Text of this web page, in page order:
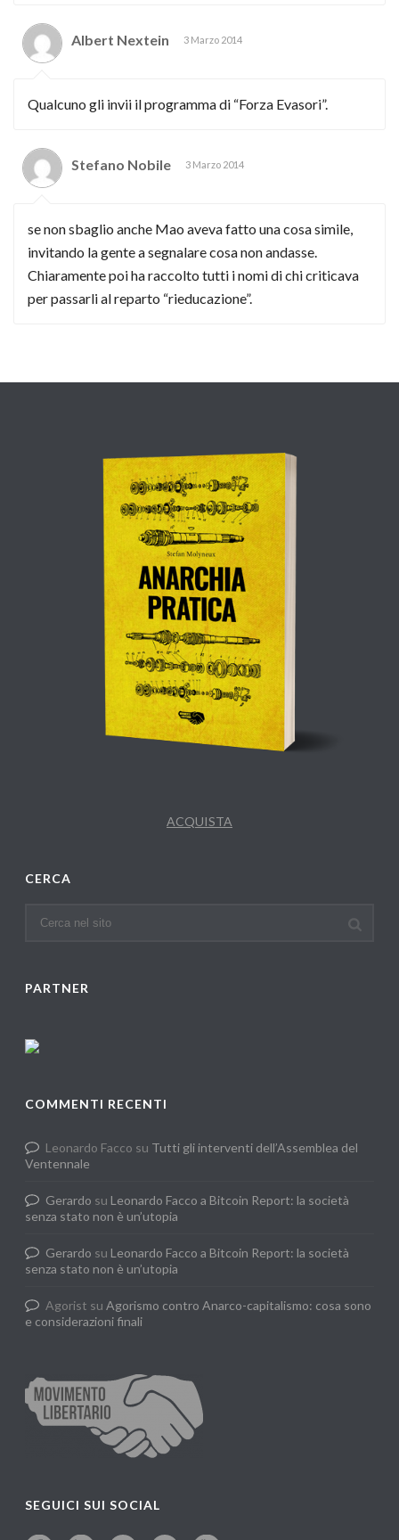
Albert Nextein 3 Marzo 2014
Qualcuno gli invii il programma di “Forza Evasori”.
Stefano Nobile 3 Marzo 2014
se non sbaglio anche Mao aveva fatto una cosa simile,
invitando la gente a segnalare cosa non andasse.
Chiaramente poi ha raccolto tutti i nomi di chi criticava
per passarli al reparto “rieducazione”.
ACQUISTA
CERCA
PARTNER
COMMENTI RECENTI
Leonardo Facco su Tutti gli interventi dell’Assemblea del
Ventennale
Gerardo su Leonardo Facco a Bitcoin Report: la società
senza stato non è un’utopia
Gerardo su Leonardo Facco a Bitcoin Report: la società
senza stato non è un’utopia
Agorist suAgorismo contro Anarco-capitalismo: cosa sono
e considerazioni finali
SEGUICI SUI SOCIAL